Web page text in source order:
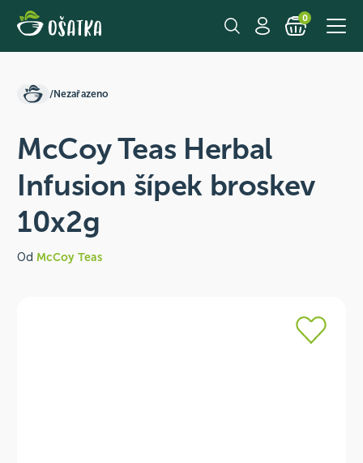
0
/Nezařazeno
McCoy Teas Herbal
Infusion šípek broskev
10x2g
Od McCoy Teas